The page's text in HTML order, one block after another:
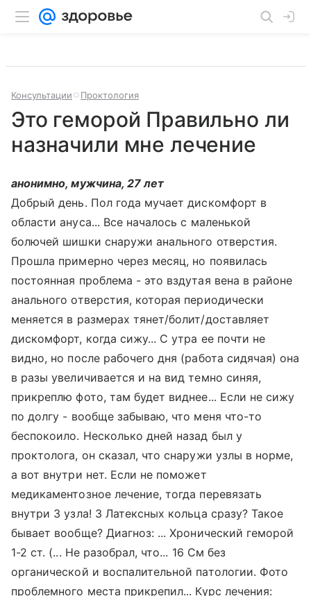
Консультации Проктология
Это геморой Правильно ли
назначили мне лечение
анонимно, мужчина, 27 лет
Добрый день. Пол года мучает дискомфорт в
области ануса... Все началось с маленькой
болючей шишки снаружи анального отверстия.
Прошла примерно через месяц, но появилась
постоянная проблема - это вздутая вена в районе
анального отверстия, которая периодически
меняется в размерах тянет/болит/доставляет
дискомфорт, когда сижу... С утра ее почти не
видно, но после рабочего дня (работа сидячая) она
в разы увеличивается и на вид темно синяя,
прикреплю фото, там будет виднее... Если не сижу
по долгу - вообще забываю, что меня что-то
беспокоило. Несколько дней назад был у
проктолога, он сказал, что снаружи узлы в норме,
а вот внутри нет. Если не поможет
медикаментозное лечение, тогда перевязать
внутри 3 узла! 3 Латексных кольца сразу? Такое
бывает вообще? Диагноз: ... Хронический геморой
1-2 ст. (... Не разобрал, что... 16 См без
органической и воспалительной патологии. Фото
проблемного места прикрепил... Курс лечения: